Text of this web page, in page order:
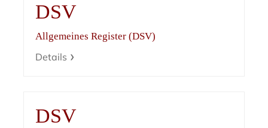
DSV
Allgemeines Register (DSV)
Details
DSV